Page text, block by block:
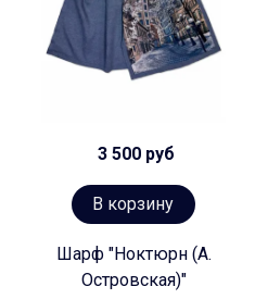
3 500 руб
В корзину
Шарф "Ноктюрн (А.
Островская)"